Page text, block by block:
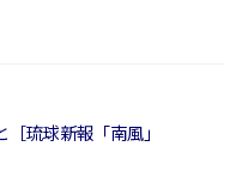
琉球新報「南風」